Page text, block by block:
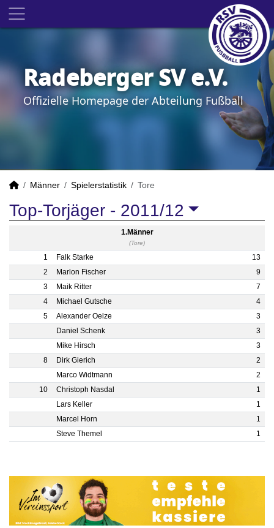
Radeberger SV e.V.
Offizielle Homepage der Abteilung Fußball
Männer Spielerstatistik Tore
Top-Torjäger - 2011/12
1.Männer
(Tore)
1 Falk Starke
13
2
Marlon Fischer
9
3
Maik Ritter
7
4
Michael Gutsche
4
5
Alexander Oelze
3
Daniel Schenk
3
Mike Hirsch
3
8
Dirk Gierich
2
Marco Widtmann
2
10
Christoph Nasdal
1
Lars Keller
1
Marcel Horn
1
Steve Themel
1